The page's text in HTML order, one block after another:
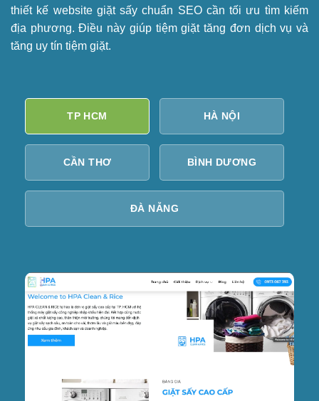
thiết kế website giặt sấy chuẩn SEO cần tối ưu tìm kiếm
địa phương. Điều này giúp tiệm giặt tăng đơn dịch vụ và
tăng uy tín tiệm giặt.
TP HCM HÀ NỘI
CẦN THƠ BÌNH DƯƠNG
ĐÀ NẴNG